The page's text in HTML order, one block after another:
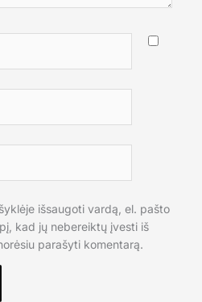
išsaugoti vardą, el. pašto
kad jų nebereiktų įvesti iš
parašyti komentarą.